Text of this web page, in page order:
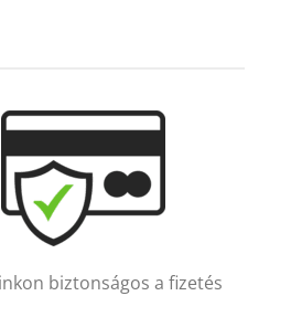
biztonságos a fizetés